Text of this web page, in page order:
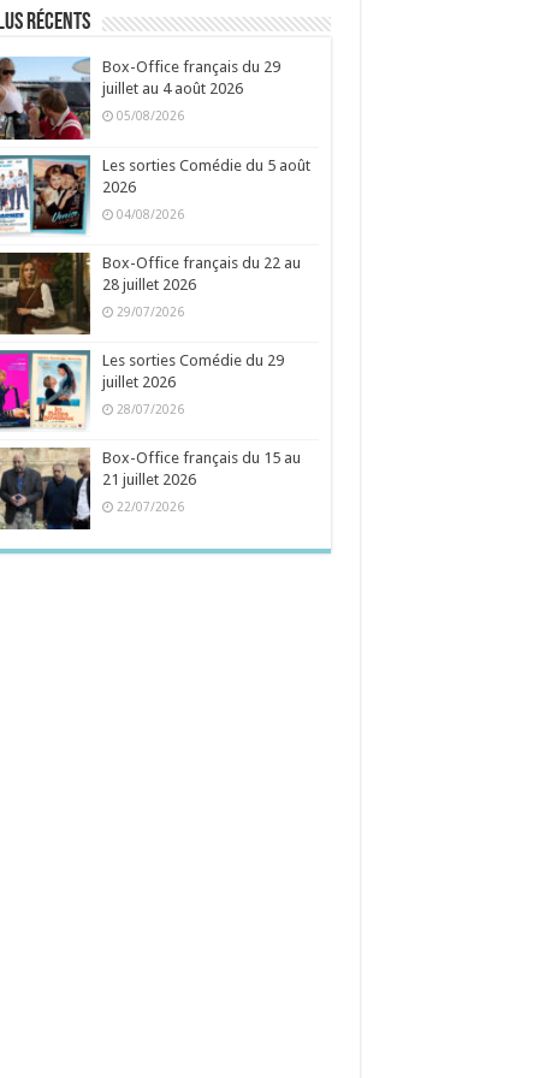
récents
Box-Office français du 29
juillet au 4 août 2026
05/08/2026
Les sorties Comédie du 5 août
2026
04/08/2026
Box-Office français du 22 au
28 juillet 2026
29/07/2026
Les sorties Comédie du 29
juillet 2026
28/07/2026
Box-Office français du 15 au
21 juillet 2026
22/07/2026